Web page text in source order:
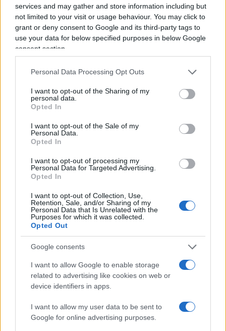
services and may gather and store information including but
not limited to your visit or usage behaviour. You may click to
grant or deny consent to Google and its third-party tags to
use your data for below specified purposes in below Google
consent section.
Personal Data Processing Opt Outs
I want to opt-out of the Sharing of my
personal data.
Opted In
I want to opt-out of the Sale of my
Personal Data.
Opted In
I want to opt-out of processing my
Personal Data for Targeted Advertising.
Opted In
I want to opt-out of Collection, Use,
Retention, Sale, and/or Sharing of my
Personal Data that Is Unrelated with the
Purposes for which it was collected.
Opted Out
Google consents
I want to allow Google to enable storage
related to advertising like cookies on web or
device identifiers in apps.
I want to allow my user data to be sent to
Google for online advertising purposes.
nicolaporro.it
Giravolta di Grillo: firma il
di Nicola Porro
11 Gennaio 2019, 11:18
Ma Macron non era il beniamino